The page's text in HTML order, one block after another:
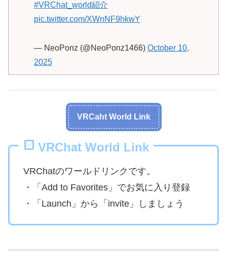
#VRChat_world紹介
pic.twitter.com/XWnNF9hkwY
— NeoPonz (@NeoPonz1466) October 10,
2025
VRCaht World Link
VRChat World Link
VRChatのワールドリンクです。
・「Add to Favorites」でお気に入り登録
・「Launch」から「invite」しましょう